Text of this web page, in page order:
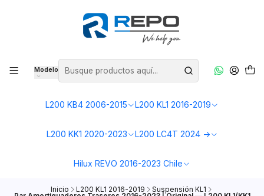
Modelo
L200 KB4 2006-2015 L200 KL1 2016-2019
L200 KK1 2020-2023 L200 LC4T 2024 ->
Hilux REVO 2016-2023 Chile
Inicio L200 KL1 2016-2019 Suspensión KL1